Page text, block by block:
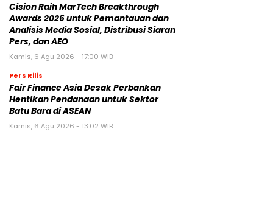
Cision Raih MarTech Breakthrough
Awards 2026 untuk Pemantauan dan
Analisis Media Sosial, Distribusi Siaran
Pers, dan AEO
Kamis, 6 Agu 2026 - 17:00 WIB
Pers Rilis
Fair Finance Asia Desak Perbankan
Hentikan Pendanaan untuk Sektor
Batu Bara di ASEAN
Kamis, 6 Agu 2026 - 13:02 WIB